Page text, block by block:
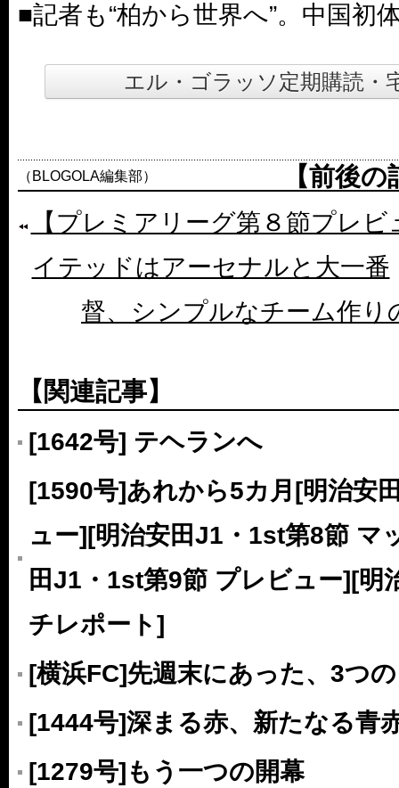
■記者も“柏から世界へ”。中国初
エル・ゴラッソ定期購読・
（BLOGOLA編集部） 【前後
【プレミアリーグ第８節プレ
イテッドはアーセナルと大一番
督、シンプルなチーム作り
【関連記事】
[1642号] テヘランへ
[1590号]あれから5カ月[明治安
ュー][明治安田J1・1st第8節 マ
田J1・1st第9節 プレビュー][明
チレポート]
[横浜FC]先週末にあった、3つ
[1444号]深まる赤、新たなる青
[1279号]もう一つの開幕